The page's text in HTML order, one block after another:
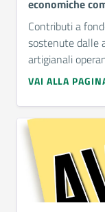
economiche
Contributi a
sostenute dalle
artigianali
VAI ALLA